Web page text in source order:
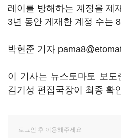
레이를 방해하는 계정을 제
3년 동안 게재한 계정 수는
박현준 기자
이 기사는 뉴스토마토 보
김기성 편집국장이 최종 확